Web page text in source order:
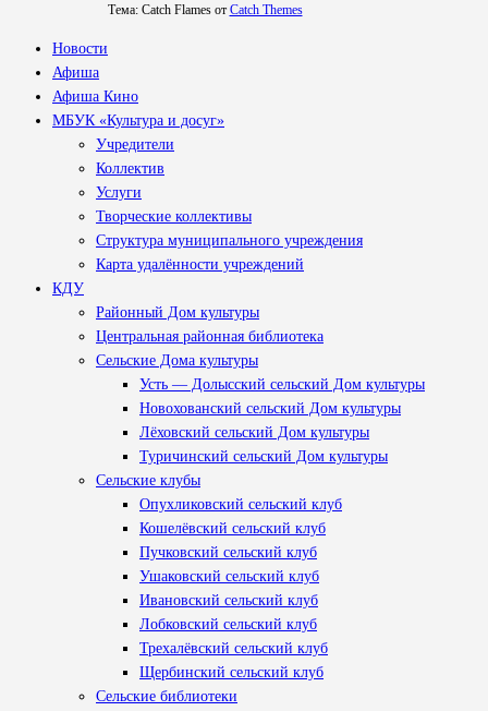
Тема: Catch Flames от Catch Themes
Новости
Афиша
Афиша Кино
МБУК «Культура и досуг»
Учредители
Коллектив
Услуги
Творческие коллективы
Структура муниципального учреждения
Карта удалённости учреждений
КДУ
Районный Дом культуры
Центральная районная библиотека
Сельские Дома культуры
Усть — Долысский сельский Дом культуры
Новохованский сельский Дом культуры
Лёховский сельский Дом культуры
Туричинский сельский Дом культуры
Сельские клубы
Опухликовский сельский клуб
Кошелёвский сельский клуб
Пучковский сельский клуб
Ушаковский сельский клуб
Ивановский сельский клуб
Лобковский сельский клуб
Трехалёвский сельский клуб
Щербинский сельский клуб
Сельские библиотеки